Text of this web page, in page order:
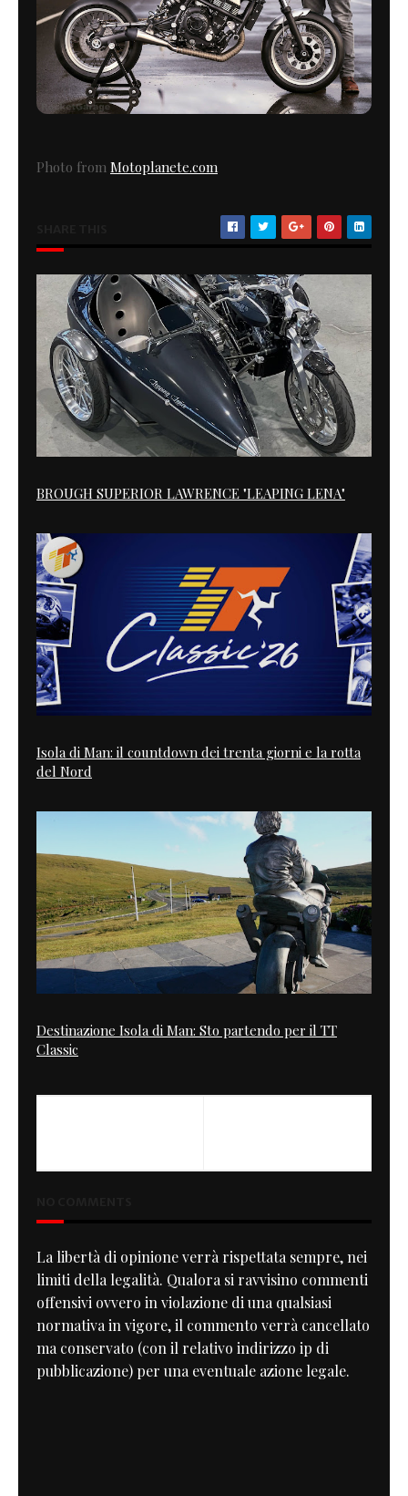
Photo from Motoplanete.com
BROUGH SUPERIOR LAWRENCE "LEAPING LENA"
Isola di Man: il countdown dei trenta giorni e la rotta
del Nord
Destinazione Isola di Man: Sto partendo per il TT
Classic
La libertà di opinione verrà rispettata sempre, nei
limiti della legalità. Qualora si ravvisino commenti
offensivi ovvero in violazione di una qualsiasi
normativa in vigore, il commento verrà cancellato
ma conservato (con il relativo indirizzo ip di
pubblicazione) per una eventuale azione legale.